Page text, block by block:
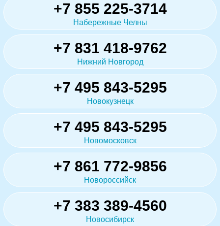
+7 855 225-3714
Набережные Челны
+7 831 418-9762
Нижний Новгород
+7 495 843-5295
Новокузнецк
+7 495 843-5295
Новомосковск
+7 861 772-9856
Новороссийск
+7 383 389-4560
Новосибирск